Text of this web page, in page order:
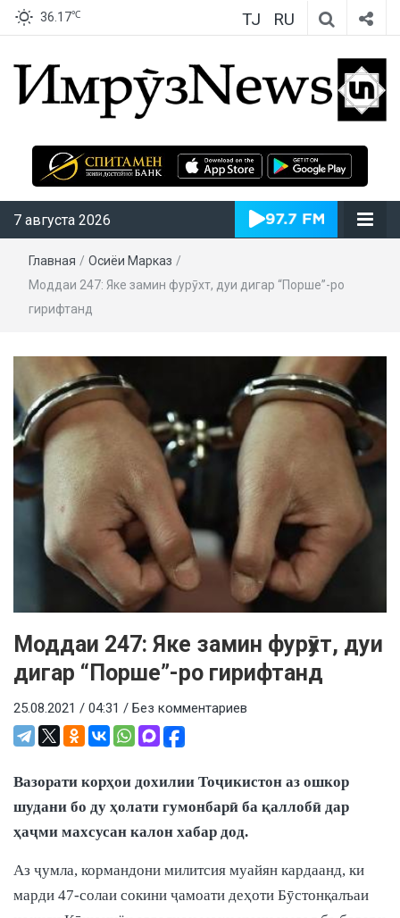
36.17℃ TJ RU
ИмрӯзNews
7 августа 2026
Главная / Осиёи Марказӣ /
Моддаи 247: Яке замин фурӯхт, дуи дигар “Порше”-ро
гирифтанд
Моддаи 247: Яке замин фурӯхт, дуи
дигар “Порше”-ро гирифтанд
25.08.2021 / 04:31 / Без комментариев
Вазорати корҳои дохилии Тоҷикистон аз ошкор
шудани бо ду ҳолати гумонбарӣ ба қаллобӣ дар
ҳаҷми махсусан калон хабар дод.
Аз ҷумла, кормандони милитсия муайян кардаанд, ки
марди 47-солаи сокини ҷамоати деҳоти Бӯстонқалъаи